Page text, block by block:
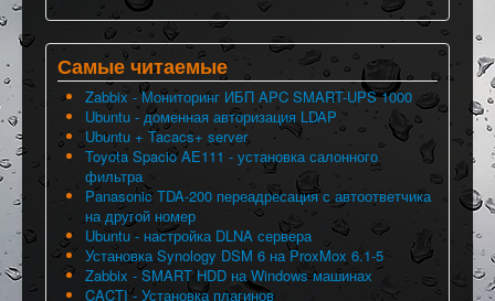
Самые читаемые
Zabbix - Мониторинг ИБП APC SMART-UPS 1000
Ubuntu - доменная авторизация LDAP
Ubuntu + Tacacs+ server
Toyota Spacio AE111 - установка салонного
фильтра
Panasonic TDA-200 переадресация с автоответчика
на другой номер
Ubuntu - настройка DLNA сервера
Установка Synology DSM 6 на ProxMox 6.1-5
Zabbix - SMART HDD на Windows машинах
CACTI - Установка плагинов